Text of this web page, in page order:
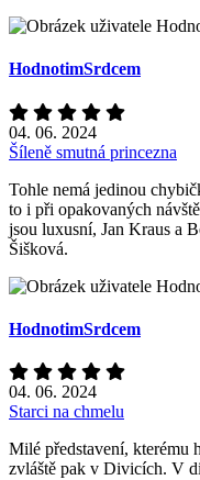
HodnotimSrdcem
04. 06. 2024
Šíleně smutná princezna
Tohle nemá jedinou
to i při opakovaných
jsou luxusní, Jan Kraus a
Šišková.
HodnotimSrdcem
04. 06. 2024
Starci na chmelu
Milé představení, kterému
zvláště pak v Divicích. V